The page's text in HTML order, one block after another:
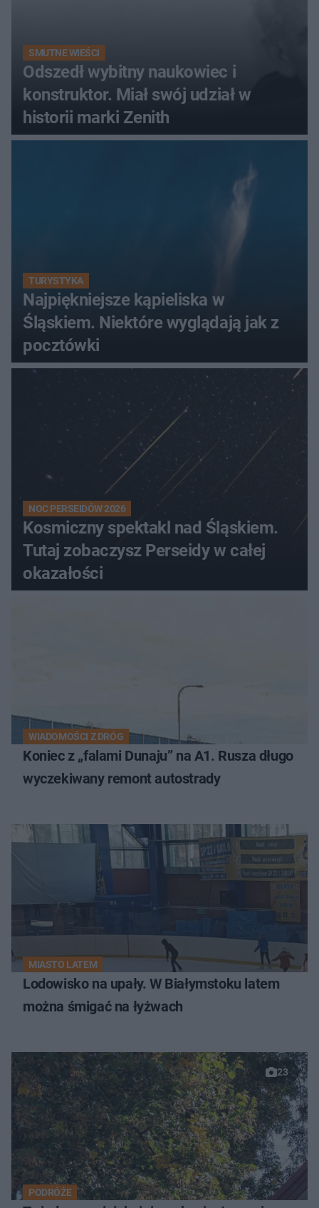
SMUTNE WIEŚCI
Odszedł wybitny naukowiec i
konstruktor. Miał swój udział w
historii marki Zenith
TURYSTYKA
Najpiękniejsze kąpieliska w
Śląskiem. Niektóre wyglądają jak z
pocztówki
NOC PERSEIDÓW 2026
Kosmiczny spektakl nad Śląskiem.
Tutaj zobaczysz Perseidy w całej
okazałości
WIADOMOŚCI Z DRÓG
Koniec z „falami Dunaju” na A1. Rusza długo
wyczekiwany remont autostrady
MIASTO LATEM
Lodowisko na upały. W Białymstoku latem
można śmigać na łyżwach
23
PODRÓŻE